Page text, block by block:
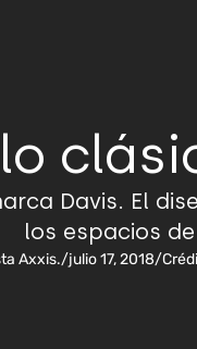
Davis. El
los espacios
Axxis./julio 17, 2018/